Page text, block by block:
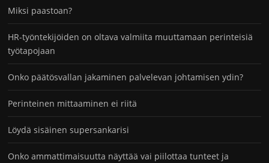
Miksi paastoan?
HR-työntekijöiden on oltava valmiita muuttamaan perinteisiä
työtapojaan
Onko päätösvallan jakaminen palvelevan johtamisen ydin?
Perinteinen mittaaminen ei riitä
Löydä sisäinen supersankarisi
Onko ammattimaisuutta näyttää vai piilottaa tunteet ja